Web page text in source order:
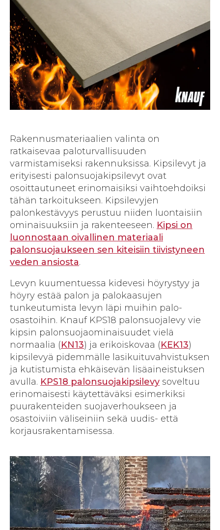
Rakennusmateriaalien valinta on
ratkaisevaa paloturvallisuuden
varmistamiseksi rakennuksissa. Kipsilevyt ja
erityisesti palonsuojakipsilevyt ovat
osoittautuneet erinomaisiksi vaihtoehdoiksi
tähän tarkoitukseen. Kipsilevyjen
palonkestävyys perustuu niiden luontaisiin
ominaisuuksiin ja rakenteeseen. Kipsi on
luonnostaan oivallinen materiaali
palonsuojaukseen sen kiteisiin tiivistyneen
veden ansiosta.
Levyn kuumentuessa kidevesi höyrystyy ja
höyry estää palon ja palokaasujen
tunkeutumista levyn läpi muihin palo-
osastoihin. Knauf KPS18 palonsuojalevy vie
kipsin palonsuojaominaisuudet vielä
normaalia (KN13) ja erikoiskovaa (KEK13)
kipsilevyä pidemmälle lasikuituvahvistuksen
ja kutistumista ehkäisevän lisäaineistuksen
avulla. KPS18 palonsuojakipsilevy soveltuu
erinomaisesti käytettäväksi esimerkiksi
puurakenteiden suojaverhoukseen ja
osastoiviin väliseiniin sekä uudis- että
korjausrakentamisessa.